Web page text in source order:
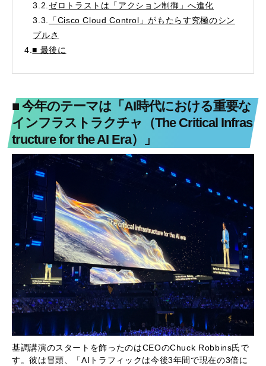
3.2. ゼロトラストは「アクション制御」へ進化
3.3.
「Cisco Cloud Control」がもたらす究極のシン
プルさ
4.■ 最後に
■ 今年のテーマは「AI時代における重要な
インフラストラクチャ（The Critical Infras
tructure for the AI Era）」
基調講演のスタートを飾ったのはCEOのChuck Robbins氏で
す。彼は冒頭、「AIトラフィックは今後3年間で現在の3倍に